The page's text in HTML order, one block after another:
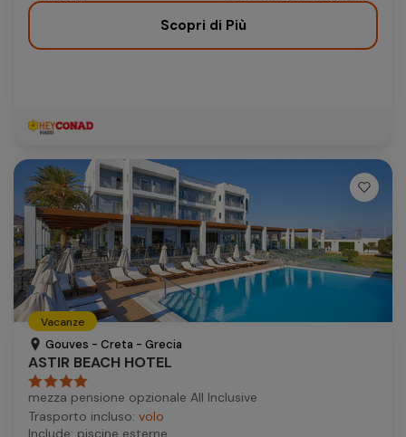
Scopri di Più
Vacanze
Gouves - Creta - Grecia
ASTIR BEACH HOTEL
mezza pensione opzionale All Inclusive
Trasporto incluso: volo
Include: piscine esterne